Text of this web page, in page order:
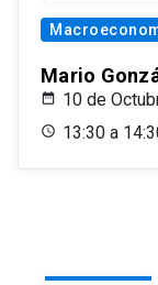
Mario
10 de
13:30 a